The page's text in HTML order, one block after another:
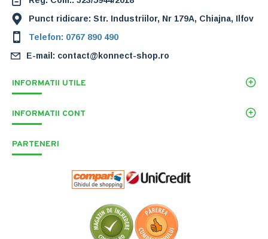
Punct ridicare: Str. Industriilor, Nr 179A, Chiajna, Ilfov
Telefon: 0767 890 490
E-mail: contact@konnect-shop.ro
INFORMATII UTILE
INFORMATII CONT
PARTENERI